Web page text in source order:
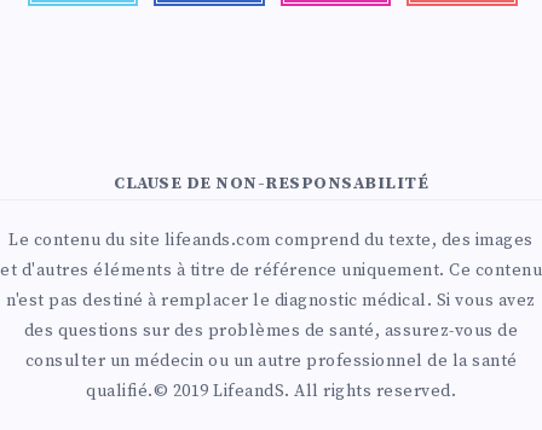
CLAUSE DE NON-RESPONSABILITÉ
Le contenu du site lifeands.com comprend du texte, des images
et d'autres éléments à titre de référence uniquement. Ce contenu
n'est pas destiné à remplacer le diagnostic médical. Si vous avez
des questions sur des problèmes de santé, assurez-vous de
consulter un médecin ou un autre professionnel de la santé
qualifié.© 2019 LifeandS. All rights reserved.